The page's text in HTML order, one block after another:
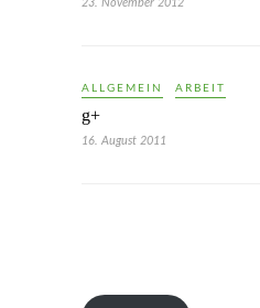
23. November 2012
ALLGEMEIN ARBEIT
g+
16. August 2011